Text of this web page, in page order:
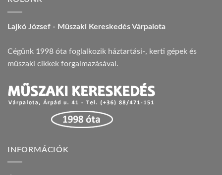
Lajkó József - Műszaki Kereskedés Várpalota
Cégünk 1998 óta foglalkozik háztartási-, kerti gépek és
műszaki cikkek forgalmazásával.
INFORMÁCIÓK